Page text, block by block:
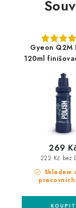
Gyeon Q2M
120ml
Skladem
222 Kč bez
269